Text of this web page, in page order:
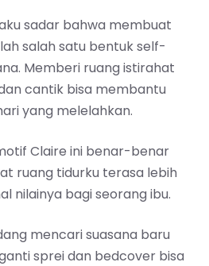
sadar bahwa membuat
salah satu bentuk self-
Memberi ruang istirahat
cantik bisa membantu
yang melelahkan.
Claire ini benar-benar
ruang tidurku terasa lebih
nilainya bagi seorang ibu.
mencari suasana baru
sprei dan bedcover bisa